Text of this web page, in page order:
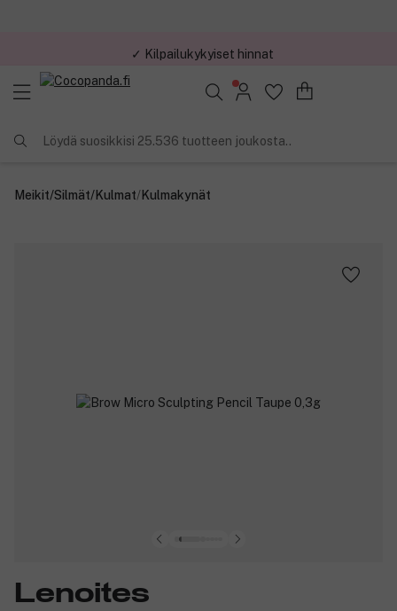
✓ Kilpailukykyiset hinnat
Löydä suosikkisi 25.536 tuotteen joukosta..
Meikit/Silmät/Kulmat/Kulmakynät
Lenoites